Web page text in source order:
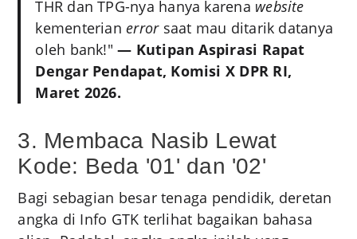
THR dan TPG-nya hanya karena website
kementerian errorsaat mau ditarik datanya
oleh bank!"— Kutipan Aspirasi Rapat
Dengar Pendapat, Komisi X DPR RI,
Maret 2026.
3. Membaca Nasib Lewat
Kode: Beda '01' dan '02'
Bagi sebagian besar tenaga pendidik, deretan
angka di Info GTK terlihat bagaikan bahasa